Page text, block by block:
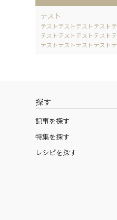
テスト
テストテストテストテスト
テストテストテストテスト
テストテストテストテスト
探す
記事を探す
特集を探す
レシピを探す